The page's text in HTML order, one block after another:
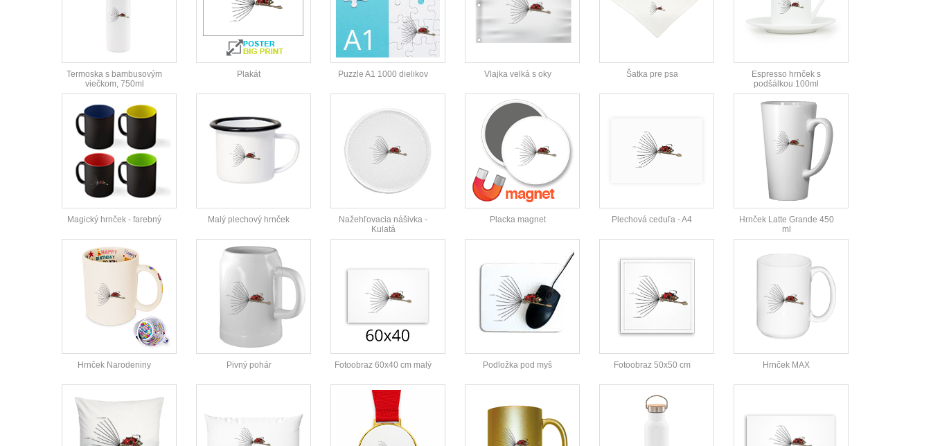
Termoska s bambusovým
viečkom, 750ml
Plakát Puzzle A1 1000 dielikov Vlajka velká s oky Šatka pre psa
Espresso hrnček s
podšálkou 100ml
Magický hrnček - farebný Malý plechový hrnček
Nažehľovacia nášivka -
Kulatá
Placka magnet Plechová ceduľa - A4
Hrnček Latte Grande 450
ml
Hrnček Narodeniny Pivný pohár Fotoobraz 60x40 cm malý Podložka pod myš Fotoobraz 50x50 cm Hrnček MAX